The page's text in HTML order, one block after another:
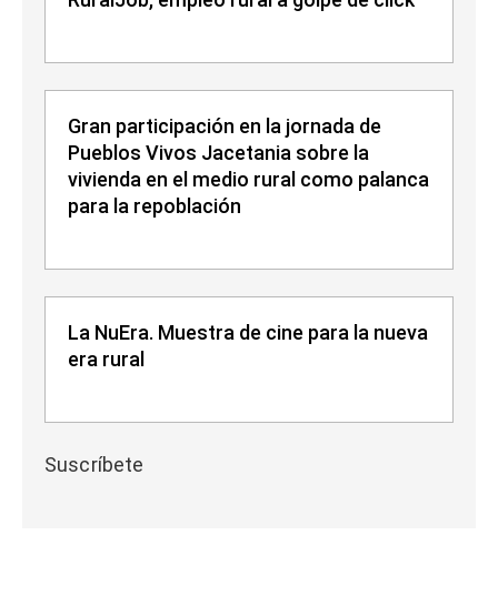
Gran participación en la jornada de
Pueblos Vivos Jacetania sobre la
vivienda en el medio rural como palanca
para la repoblación
La NuEra. Muestra de cine para la nueva
era rural
Suscríbete